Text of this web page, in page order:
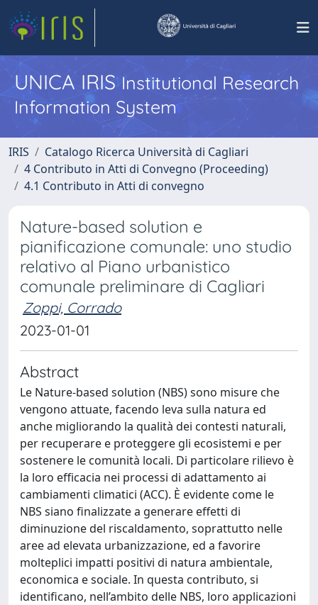
UNICA IRISInstitutional Research
Information System
IRIS
Catalogo Ricerca Università di Cagliari
4 Contributo in Atti di Convegno (Proceeding)
4.1 Contributo in Atti di convegno
Nature-based solution e
pianificazione comunale: uno studio
relativo al Piano urbanistico
comunale preliminare di Cagliari
Zoppi, Corrado
2023-01-01
Abstract
Le Nature-based solution (NBS) sono misure che
vengono attuate, facendo leva sulla natura ed
anche migliorando la qualità dei contesti naturali,
per recuperare e proteggere gli ecosistemi e per
sostenere le comunità locali. Di particolare rilievo è
la loro efficacia nei processi di adattamento ai
cambiamenti climatici (ACC). È evidente come le
NBS siano finalizzate a generare effetti di
diminuzione del riscaldamento, soprattutto nelle
aree ad elevata urbanizzazione, ed a favorire
molteplici impatti positivi di natura ambientale,
economica e sociale. In questa contributo, si
identificano, nell’ambito delle NBS, loro applicazioni